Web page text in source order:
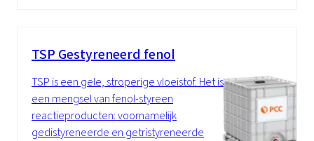
TSP Gestyreneerd fenol
TSP is een gele, stroperige vloeistof. Het is
een mengsel van fenol-styreen
reactieproducten: voornamelijk
gedistyreneerde en getristyreneerde